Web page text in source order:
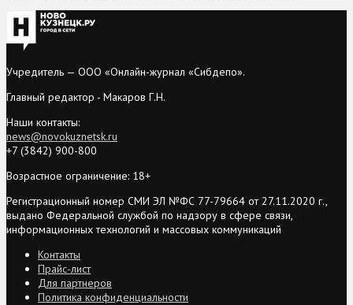
Учредитель — ООО «Онлайн-журнал «Сибдепо».
Главный редактор - Макаров Г.Н.
Наши контакты:
news@novokuznetsk.ru
+7 (3842) 900-800
Возрастное ограничение: 18+
Регистрационный номер СМИ ЭЛ №ФС 77-79664 от 27.11.2020 г.,
выдано Федеральной службой по надзору в сфере связи,
информационных технологий и массовых коммуникаций
Контакты
Прайс-лист
Для партнеров
Политика конфиденциальности